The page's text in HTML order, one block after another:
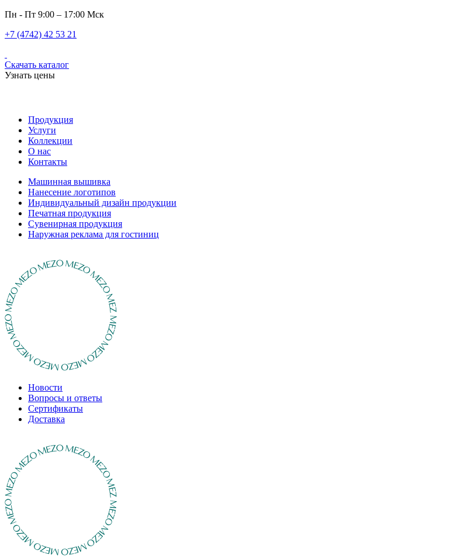
Пн - Пт 9:00 – 17:00 Мск
+7 (4742) 42 53 21
Скачать каталог
Узнать цены
Продукция
Услуги
Коллекции
О нас
Контакты
Машинная вышивка
Нанесение логотипов
Индивидуальный дизайн продукции
Печатная продукция
Сувенирная продукция
Наружная реклама для гостиниц
Новости
Вопросы и ответы
Сертификаты
Доставка